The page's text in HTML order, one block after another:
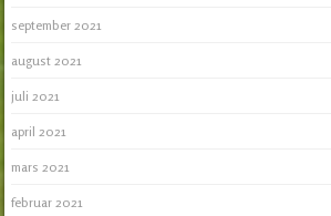
september 2021
august 2021
juli 2021
april 2021
mars 2021
februar 2021